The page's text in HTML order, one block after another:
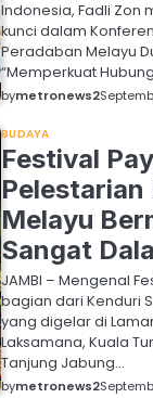
Indonesia, Fadli Zon
kunci dalam
Peradaban Melayu
“Memperkuat
bymetronews2
BUDAYA
Festival
Pelestarian
Melayu
Sangat
JAMBI – Mengenal
bagian dari Kenduri
yang digelar di
Laksamana, Kuala
Tanjung Jabung…
bymetronews2